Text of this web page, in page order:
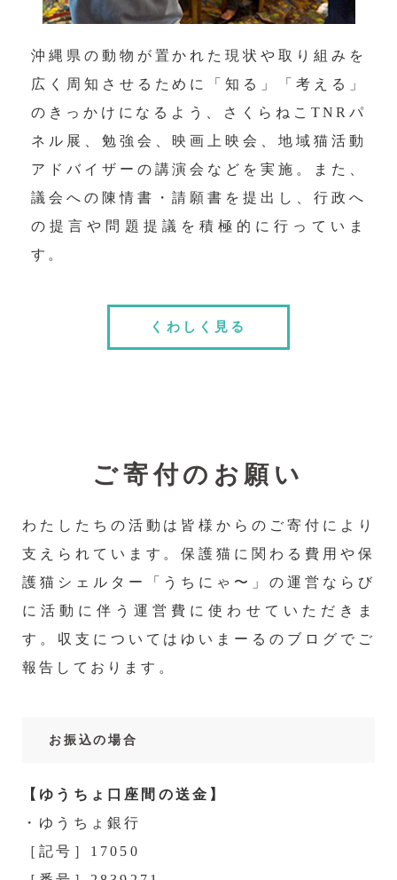
沖縄県の動物が置かれた現状や取り組みを
広く周知させるために「知る」「考える」
のきっかけになるよう、さくらねこTNRパ
ネル展、勉強会、映画上映会、地域猫活動
アドバイザーの講演会などを実施。また、
議会への陳情書・請願書を提出し、行政へ
の提言や問題提議を積極的に行っていま
す。
くわしく見る
ご寄付のお願い
わたしたちの活動は皆様からのご寄付により
支えられています。保護猫に関わる費用や保
護猫シェルター「うちにゃ〜」の運営ならび
に活動に伴う運営費に使わせていただきま
す。収支についてはゆいまーるのブログでご
報告しております。
お振込の場合
【ゆうちょ口座間の送金】
・ゆうちょ銀行
［記号］17050